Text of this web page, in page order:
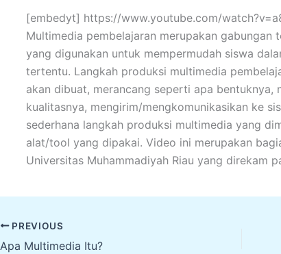
[embedyt] https://www.youtube.com/
Multimedia pembelajaran merupakan gabungan
yang digunakan untuk mempermudah siswa
tertentu. Langkah produksi multimedia
akan dibuat, merancang seperti apa bentuknya,
kualitasnya, mengirim/mengkomunikasikan ke
sederhana langkah produksi multimedia yang
alat/tool yang dipakai. Video ini merupakan
Universitas Muhammadiyah Riau yang direkam
PREVIOUS
Apa Multimedia Itu?